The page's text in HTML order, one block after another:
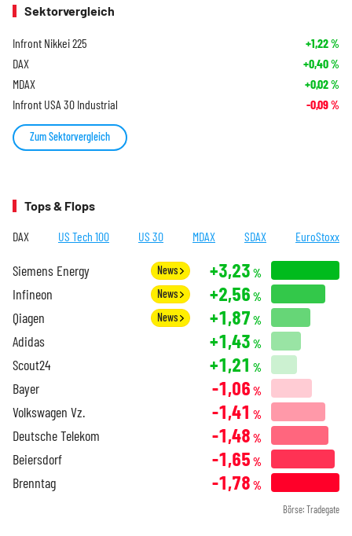
Sektorvergleich
Infront Nikkei 225 +1,22%
DAX +0,40%
MDAX +0,02%
Infront USA 30 Industrial -0,09%
Zum Sektorvergleich
Tops & Flops
DAX US Tech 100 US 30 MDAX SDAX EuroStoxx
Siemens Energy News +3,23 %
Infineon News +2,56 %
Qiagen News +1,87 %
Adidas +1,43 %
Scout24 +1,21 %
Bayer -1,06 %
Volkswagen Vz. -1,41 %
Deutsche Telekom -1,48 %
Beiersdorf -1,65 %
Brenntag -1,78 %
Börse: Tradegate